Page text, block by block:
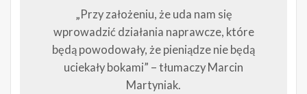
„Przy założeniu, że uda nam się
wprowadzić działania naprawcze, które
będą powodowały, że pieniądze nie będą
uciekały bokami” – tłumaczy Marcin
Martyniak.